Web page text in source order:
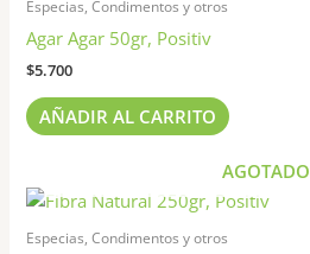
Especias, Condimentos y otros
Agar Agar 50gr, Positiv
$5.700
AÑADIR AL CARRITO
AGOTADO
Especias, Condimentos y otros